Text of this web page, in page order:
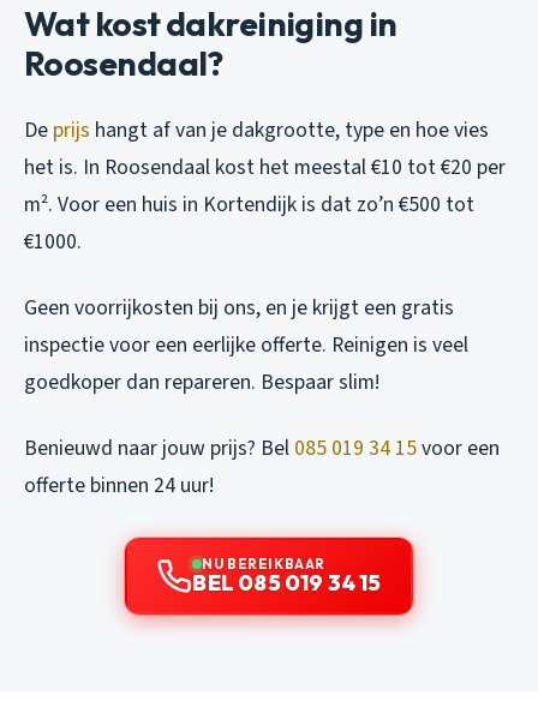
Wat kost dakreiniging in
Roosendaal?
De prijs hangt af van je dakgrootte, type en hoe vies
het is. In Roosendaal kost het meestal €10 tot €20 per
m². Voor een huis in Kortendijk is dat zo’n €500 tot
€1000.
Geen voorrijkosten bij ons, en je krijgt een gratis
inspectie voor een eerlijke offerte. Reinigen is veel
goedkoper dan repareren. Bespaar slim!
Benieuwd naar jouw prijs? Bel 085 019 34 15voor een
offerte binnen 24 uur!
NU BEREIKBAAR
BEL 085 019 34 15